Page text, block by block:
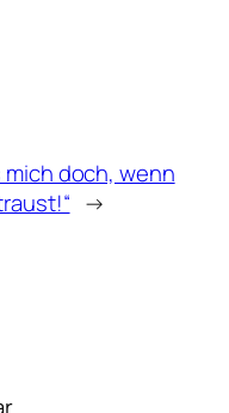
mich doch, wenn
→